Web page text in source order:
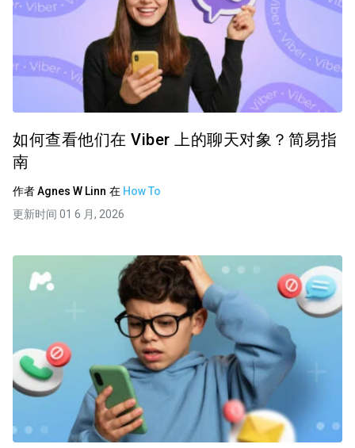
如何查看他们在 Viber 上的聊天对象？简易指
南
作者Agnes W Linn 在 How To
更新时间 01 6 月, 2026